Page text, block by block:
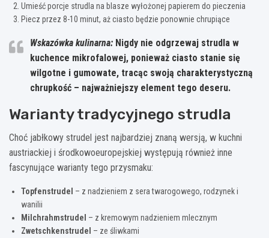
Umieść porcje strudla na blasze wyłożonej papierem do pieczenia
Piecz przez 8-10 minut, aż ciasto będzie ponownie chrupiące
Wskazówka kulinarna: Nigdy nie odgrzewaj strudla w
kuchence mikrofalowej, ponieważ ciasto stanie się
wilgotne i gumowate, tracąc swoją charakterystyczną
chrupkość – najważniejszy element tego deseru.
Warianty tradycyjnego strudla
Choć jabłkowy strudel jest najbardziej znaną wersją, w kuchni
austriackiej i środkowoeuropejskiej występują również inne
fascynujące warianty tego przysmaku:
Topfenstrudel – z nadzieniem z sera twarogowego, rodzynek i
wanilii
Milchrahmstrudel – z kremowym nadzieniem mlecznym
Zwetschkenstrudel – ze śliwkami